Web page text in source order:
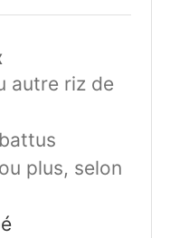
autre riz de
ou plus, selon